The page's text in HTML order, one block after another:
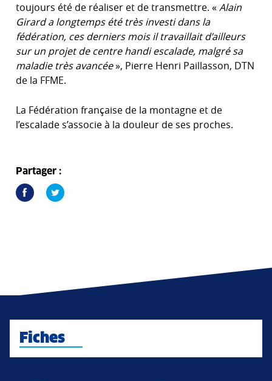
toujours été de réaliser et de transmettre. «Alain
Girard a longtemps été très investi dans la
fédération, ces derniers mois il travaillait d’ailleurs
sur un projet de centre handi escalade, malgré sa
maladie très avancée», Pierre Henri Paillasson, DTN
de la FFME.
La Fédération française de la montagne et de
l’escalade s’associe à la douleur de ses proches.
Partager :
Fiches